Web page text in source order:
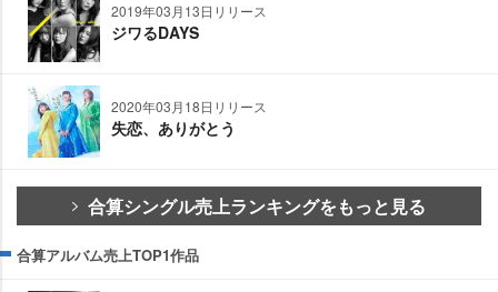
2019年03月13日リリース
ジワるDAYS
2020年03月18日リリース
失恋、ありがとう
合算シングル売上ランキングをもっと見る
合算アルバム売上TOP1作品